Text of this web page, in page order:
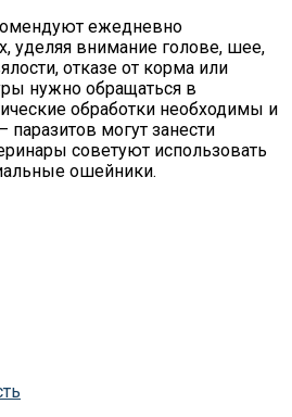
ежедневно
уделяя внимание голове, шее,
отказе от корма или
нужно обращаться в
обработки необходимы и
могут занести
советуют использовать
ошейники.